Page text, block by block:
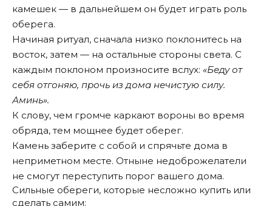
камешек — в дальнейшем он будет играть роль
оберега.
Начиная ритуал, сначала низко поклонитесь на
восток, затем — на остальные стороны света. С
каждым поклоном произносите вслух: «Беду от
себя отгоняю, прочь из дома нечистую силу.
Аминь».
К слову, чем громче каркают вороны во время
обряда, тем мощнее будет оберег.
Камень заберите с собой и спрячьте дома в
неприметном месте. Отныне недоброжелатели
не смогут переступить порог вашего дома.
Сильные обереги, которые несложно купить или
сделать самим: